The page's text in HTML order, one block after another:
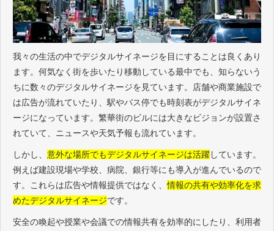
我々の生活の中でデジタルサイネージを目にすることは良くあり
ます。何気なく街を歩いたり移動している最中でも、知らないう
ちに数々のデジタルサイネージを見ています。店舗や商業施設で
は広告が流れていたり、駅やバス停でも時刻表がデジタルサイネ
ージになっています。繁華街のビルには大きなビジョンが設置さ
れていて、ニュースや天気予報も流れています。
しかし、 意外な場所でもデジタルサイネージは活躍 しています。
例えば建設現場や学校、病院、銀行等にも導入が進んでいるので
す。これらは広告や情報提供ではなく、情報の共有や効率化を求
めたデジタルサイネージです。
安全の喚起や授業や会議での情報共有を効率的にしたり、利用者